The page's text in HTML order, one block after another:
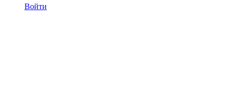
Войти